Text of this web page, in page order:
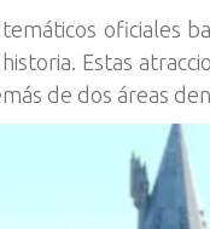
oficiales
Estas
de dos áreas